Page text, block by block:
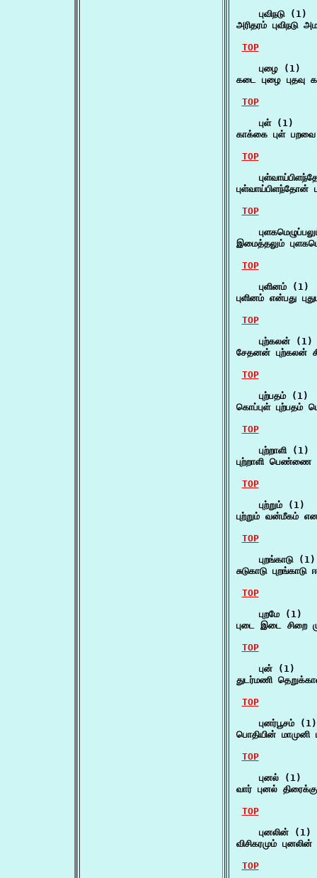
    புவிநடு (1)
அரிதரம் புவிநடு
TOP
    புழை (1)
கடை புழை
TOP
    புள் (1)
காக்கை புள்
TOP
TOP
இமைத்தலும்
TOP
    புளினம் (1)
புளினம் என்பது
TOP
    புற்கலன் (1)
சேதனன்
TOP
    புற்பதம் (1)
கொப்புள் புற்பதம்
TOP
    புற்றாளி (1)
புற்றாளி
TOP
    புற்றும் (1)
புற்றும் வன்மீகம்
TOP
    புறங்காடு (1)
சுடுகாடு
TOP
    புறமே (1)
புடை இடை சிறை
TOP
    புன் (1)
துடர்மணி
TOP
    புனர்பூசம் (1)
பொதியின்
TOP
    புனல் (1)
வார் புனல்
TOP
    புனலின் (1)
விசிகரமும்
TOP